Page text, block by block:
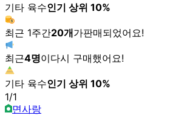
기타 육수인기 상위 10%
최근 1주간20개가판매되었어요!
최근4명이다시 구매했어요!
기타 육수인기 상위 10%
1/1
면사랑